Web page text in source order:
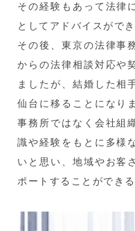
その経験もあって法律
としてアドバイスがで
その後、東京の法律事
からの法律相談対応や
ましたが、結婚した相
仙台に移ることになり
事務所ではなく会社組
識や経験をもとに多様
いと思い、地域やお客
ポートすることができ